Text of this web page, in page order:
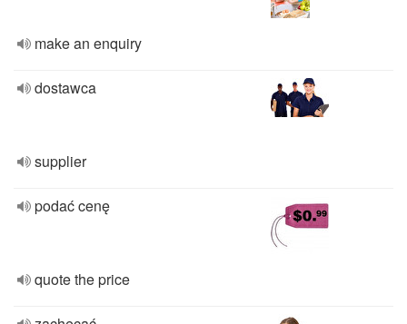
make an enquiry
dostawca
supplier
podać cenę
quote the price